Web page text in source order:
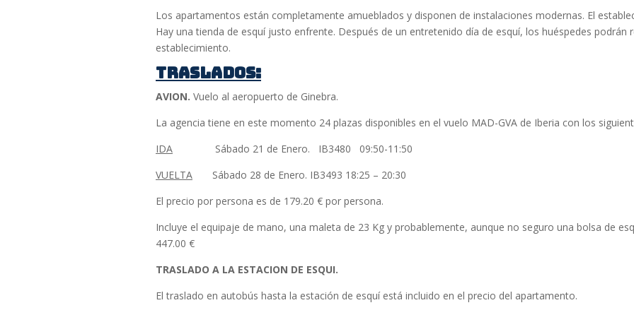
Los apartamentos están completamente amueblados y disponen de instalaciones modernas. El
Hay una tienda de esquí justo enfrente. Después de un entretenido día de esquí, los huéspedes
establecimiento.
TRASLADOS:
AVION. Vuelo al aeropuerto de Ginebra.
La agencia tiene en este momento 24 plazas disponibles en el vuelo MAD-GVA de Iberia con los
IDA Sábado 21 de Enero. IB3480 09:50-11:50
VUELTA Sábado 28 de Enero. IB3493 18:25 – 20:30
El precio por persona es de 179.20 € por persona.
Incluye el equipaje de mano, una maleta de 23 Kg y probablemente, aunque no seguro una bolsa de
447.00 €
TRASLADO A LA ESTACION DE ESQUI.
El traslado en autobús hasta la estación de esquí está incluido en el precio del apartamento.